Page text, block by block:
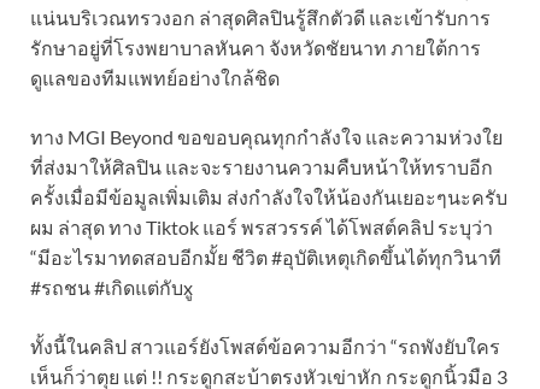
แน่นบริเวณทรวงอก ล่าสุดศิลปินรู้สึกตัวดี และเข้ารับการ
รักษาอยู่ที่โรงพยาบาลหันคา จังหวัดชัยนาท ภายใต้การ
ดูแลของทีมแพทย์อย่างใกล้ชิด
ทาง MGI Beyond ขอขอบคุณทุกกำลังใจ และความห่วงใย
ที่ส่งมาให้ศิลปิน และจะรายงานความคืบหน้าให้ทราบอีก
ครั้งเมื่อมีข้อมูลเพิ่มเติม ส่งกำลังใจให้น้องกันเยอะๆนะครับ
ผม ล่าสุด ทาง Tiktok แอร์ พรสวรรค์ ได้โพสต์คลิป ระบุว่า
“มีอะไรมาทดสอบอีกมั้ย ชีวิต #อุบัติเหตุเกิดขึ้นได้ทุกวินาที
#รถชน #เกิดแต่กับxู
ทั้งนี้ในคลิป สาวแอร์ยังโพสต์ข้อความอีกว่า “รถพังยับใคร
เห็นก็ว่าตุย แต่ !! กระดูกสะบ้าตรงหัวเข่าหัก กระดูกนิ้วมือ 3